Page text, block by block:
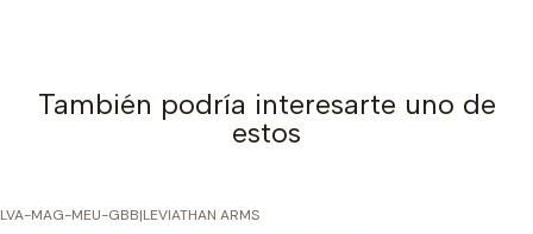
También podría interesarte uno de
estos
LVA-MAG-MEU-GBB|LEVIATHAN ARMS